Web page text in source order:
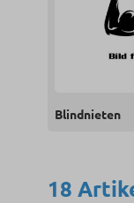
Blindnieten
18